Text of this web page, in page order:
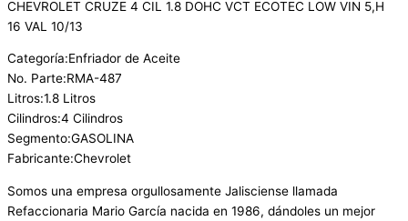
CHEVROLET CRUZE 4 CIL 1.8 DOHC VCT ECOTEC LOW VIN 5,H
16 VAL 10/13
Categoría:Enfriador de Aceite
No. Parte:RMA-487
Litros:1.8 Litros
Cilindros:4 Cilindros
Segmento:GASOLINA
Fabricante:Chevrolet
Somos una empresa orgullosamente Jalisciense llamada
Refaccionaria Mario García nacida en 1986, dándoles un mejor